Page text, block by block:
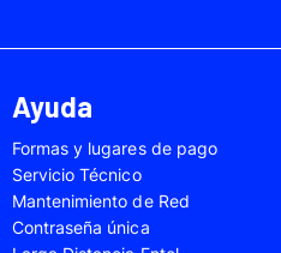
Samsung Galaxy
Samsung Galaxy
Samsung Galaxy A15
Ayuda
Formas y lugares de pago
Servicio Técnico
Mantenimiento de Red
Contraseña única